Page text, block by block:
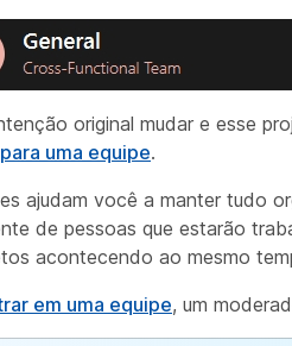
original mudar e esse
uma equipe.
ajudam você a manter tudo
de pessoas que estarão
acontecendo ao mesmo
em uma equipe, um